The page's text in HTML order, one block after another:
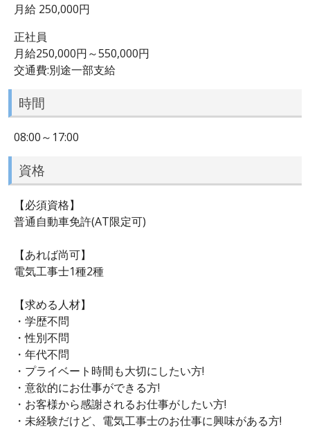
月給 250,000円
正社員
月給250,000円～550,000円
交通費:別途一部支給
時間
08:00～17:00
資格
【必須資格】
普通自動車免許(AT限定可)
【あれば尚可】
電気工事士1種2種
【求める人材】
・学歴不問
・性別不問
・年代不問
・プライベート時間も大切にしたい方!
・意欲的にお仕事ができる方!
・お客様から感謝されるお仕事がしたい方!
・未経験だけど、電気工事士のお仕事に興味がある方!